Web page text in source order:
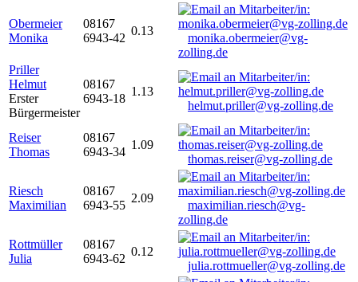
Obermeier
Monika
08167
6943-42
0.13
monika.obermeier@vg-
zolling.de
Priller
Helmut
Erster
Bürgermeister
08167
6943-18
1.13
helmut.priller@vg-zolling.de
Reiser
Thomas
08167
6943-34
1.09
thomas.reiser@vg-zolling.de
Riesch
Maximilian
08167
6943-55
2.09
maximilian.riesch@vg-
zolling.de
Rottmüller
Julia
08167
6943-62
0.12
julia.rottmueller@vg-zolling.de